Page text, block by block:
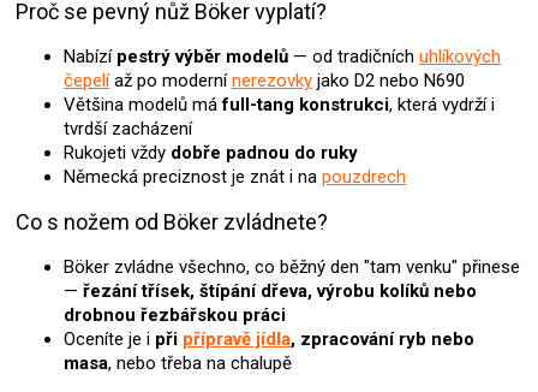
y
v
ý
p
i
u
Proč se pevný nůž Böker vyplatí?
Nabízí pestrý výběr modelů — od tradičních uhlíkových
čepelíaž po modernínerezovky jako D2 nebo N690
Většina modelů máfull-tang konstrukci, která vydrží i
tvrdší zacházení
Rukojeti vždy dobře padnou do ruky
Německá preciznost je znát i na pouzdrech
Co s nožem od Böker zvládnete?
Böker zvládne všechno, co běžný den "tam venku" přinese
— řezání třísek, štípání dřeva, výrobu kolíků nebo
drobnou řezbářskou práci
Oceníte je i při přípravě jídla, zpracování ryb nebo
masa, nebo třeba na chalupě